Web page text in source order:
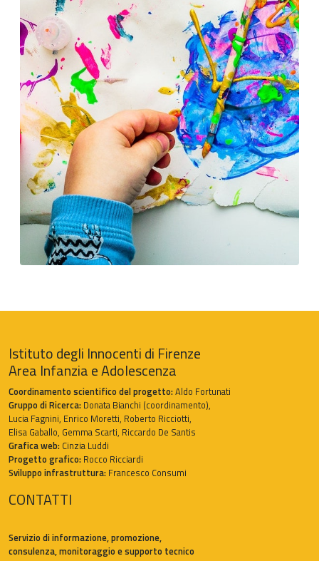
Istituto degli Innocenti di Firenze
Area Infanzia e Adolescenza
Coordinamento scientifico del progetto:Aldo Fortunati
Gruppo di Ricerca: Donata Bianchi (coordinamento),
Lucia Fagnini, Enrico Moretti, Roberto Ricciotti,
Elisa Gaballo, Gemma Scarti, Riccardo De Santis
Grafica web: Cinzia Luddi
Progetto grafico: Rocco Ricciardi
Sviluppo infrastruttura: Francesco Consumi
CONTATTI
Servizio di informazione, promozione,
consulenza, monitoraggio e supporto tecnico